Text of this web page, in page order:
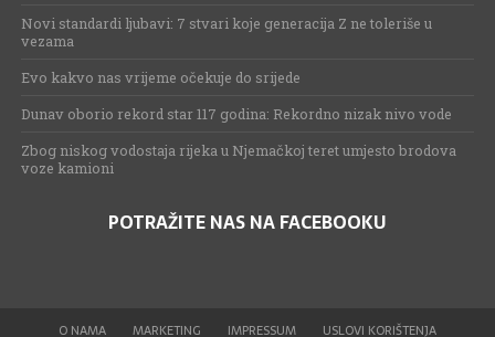
Novi standardi ljubavi: 7 stvari koje generacija Z ne toleriše u
vezama
Evo kakvo nas vrijeme očekuje do srijede
Dunav oborio rekord star 117 godina: Rekordno nizak nivo vode
Zbog niskog vodostaja rijeka u Njemačkoj teret umjesto brodova
voze kamioni
POTRAŽITE NAS NA FACEBOOKU
O NAMA MARKETING IMPRESSUM USLOVI KORIŠTENJA